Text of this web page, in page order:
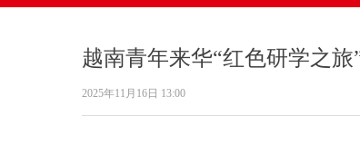
越南青年来华“红色研学之旅
2025年11月16日 13:00